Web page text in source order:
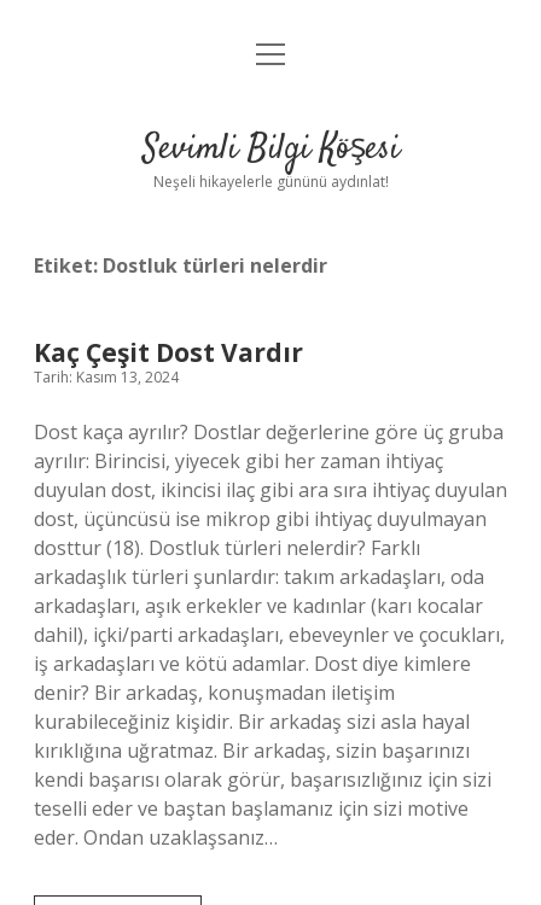
Anasayfa
Yasal Uyarı
menüyü
Sevimli Bilgi Köşesi
Neşeli hikayelerle gününü aydınlat!
Etiket: Dostluk türleri nelerdir
Kaç Çeşit Dost Vardır
Tarih: Kasım 13, 2024
Dost kaça ayrılır? Dostlar değerlerine göre üç gruba
ayrılır: Birincisi, yiyecek gibi her zaman ihtiyaç
duyulan dost, ikincisi ilaç gibi ara sıra ihtiyaç duyulan
dost, üçüncüsü ise mikrop gibi ihtiyaç duyulmayan
dosttur (18). Dostluk türleri nelerdir? Farklı
arkadaşlık türleri şunlardır: takım arkadaşları, oda
arkadaşları, aşık erkekler ve kadınlar (karı kocalar
dahil), içki/parti arkadaşları, ebeveynler ve çocukları,
iş arkadaşları ve kötü adamlar. Dost diye kimlere
denir? Bir arkadaş, konuşmadan iletişim
kurabileceğiniz kişidir. Bir arkadaş sizi asla hayal
kırıklığına uğratmaz. Bir arkadaş, sizin başarınızı
kendi başarısı olarak görür, başarısızlığınız için sizi
teselli eder ve baştan başlamanız için sizi motive
eder. Ondan uzaklaşsanız…